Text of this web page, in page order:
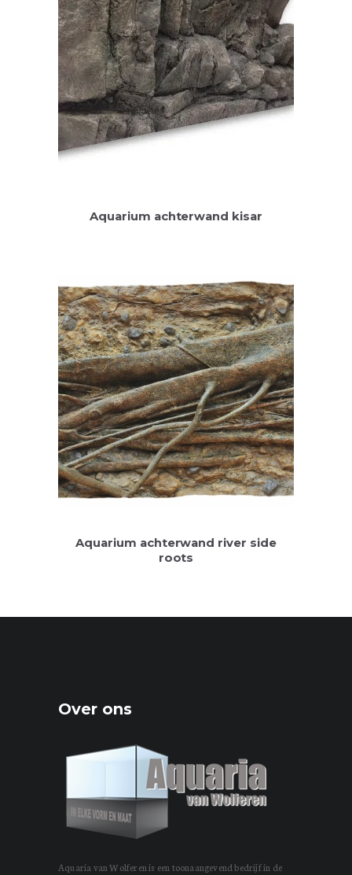
Aquarium achterwand kisar
Aquarium achterwand river side
roots
Over ons
Aquaria van Wolferen is een toonaangevend bedrijf in de